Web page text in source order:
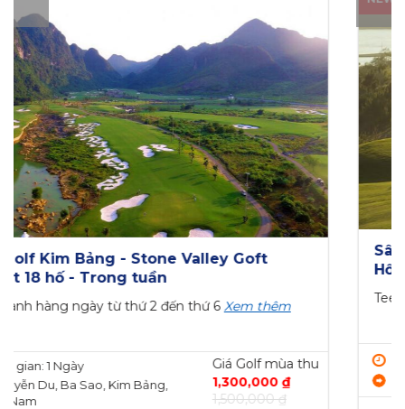
BRG Legend Hills Golf & Resort - sân golf 18
hố ngày thường
Khởi hành hàng ngày từ thứ hai - thứ...Xem thêm
Thời gian: 1 Ngày
BRG Legend Hills Golf & Resort
Giá Golf mùa thu
1,780,000 ₫
1,980,000 ₫